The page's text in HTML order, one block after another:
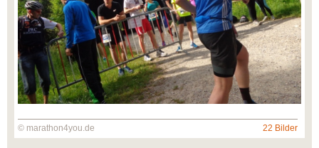
© marathon4you.de 22 Bilder